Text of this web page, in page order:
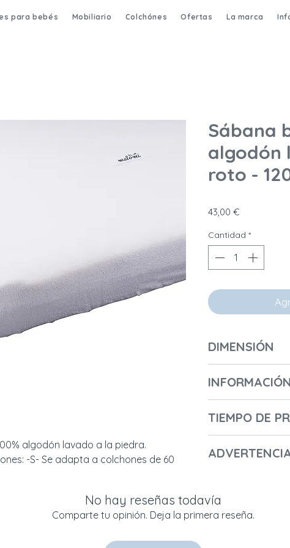
para bebés Mobiliario Colchónes Ofertas La marca
algodón lavado a la piedra.
-S- Se adapta a colchones de 60
Sábana
algodón
roto -
43,00 €
Cantidad *
DIMENSIÓN
Ancho (cm) /
Altura (cm): 6
Diámetro (cm):
Longitud de la
Altura de la
Ancho de la
TIEMPO DE
- Datos de
Żelistrzewo,
No hay reseñas todavía
Comparte tu opinión. Deja la primera reseña.